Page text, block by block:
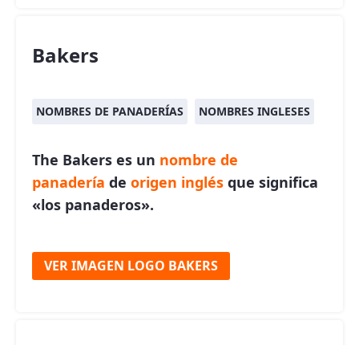
Bakers
NOMBRES DE PANADERÍAS NOMBRES INGLESES
The Bakers es un nombre de
panadería de origen inglés que significa
«los panaderos».
VER IMAGEN LOGO BAKERS